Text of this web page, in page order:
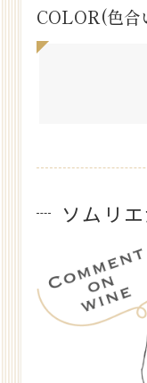
COLOR(色合
ソムリ